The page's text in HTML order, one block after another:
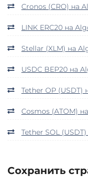
Cronos (CRO) на
LINK ERC20 на
Stellar (XLM) на
USDC BEP20 на
Tether OP (USDT)
Cosmos (ATOM)
Tether SOL
Сохранить